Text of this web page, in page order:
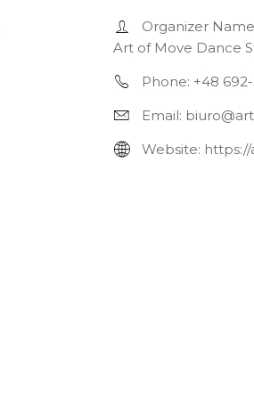
Organizer
Art of Move Dance
Phone: +48
Email:
Website: